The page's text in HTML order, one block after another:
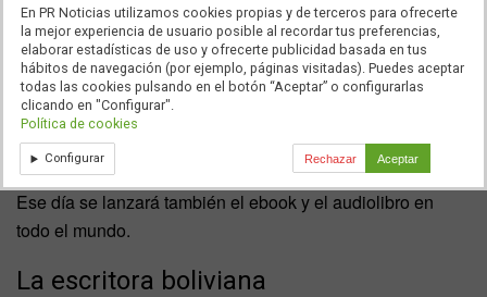
La obra ganadora elegida por mayoría del jurado recibió
25.000 euros.
La obra ganadora delVII Premio Ribera del Duerose
publicará en una primera edición en papel
simultáneamente en
Bolivia,Ecuador,Chile
Colombia,España Uruguayel 11 de mayo.
Ese día se lanzará también el ebook y el audiolibro en
todo el mundo.
La escritora boliviana
En PR Noticias utilizamos cookies propias y de terceros para ofrecerte
la mejor experiencia de usuario posible al recordar tus preferencias,
elaborar estadísticas de uso y ofrecerte publicidad basada en tus
hábitos de navegación (por ejemplo, páginas visitadas). Puedes aceptar
todas las cookies pulsando en el botón “Aceptar” o configurarlas
clicando en "Configurar".
Política de cookies
Configurar Rechazar Aceptar